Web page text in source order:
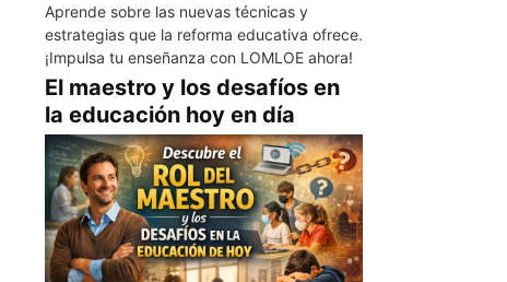
Aprende sobre las nuevas técnicas y
estrategias que la reforma educativa ofrece.
¡Impulsa tu enseñanza con LOMLOE ahora!
El maestro y los desafíos en
la educación hoy en día